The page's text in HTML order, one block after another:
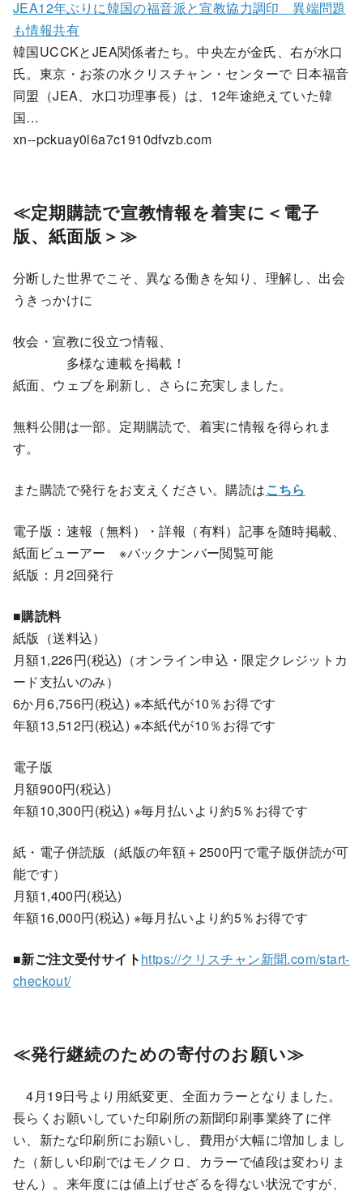
JEA12年ぶりに韓国の福音派と宣教協力調印 異端問題
も情報共有
韓国UCCKとJEA関係者たち。中央左が金氏、右が水口
氏。東京・お茶の水クリスチャン・センターで 日本福音
同盟（JEA、水口功理事長）は、12年途絶えていた韓
国…
xn--pckuay0l6a7c1910dfvzb.com
≪定期購読で宣教情報を着実に＜電子
版、紙面版＞≫
分断した世界でこそ、異なる働きを知り、理解し、出会
うきっかけに
牧会・宣教に役立つ情報、
多様な連載を掲載！
紙面、ウェブを刷新し、さらに充実しました。
無料公開は一部。定期購読で、着実に情報を得られま
す。
また購読で発行をお支えください。購読はこちら
電子版：速報（無料）・詳報（有料）記事を随時掲載、
紙面ビューアー ※バックナンバー閲覧可能
紙版：月2回発行
■購読料
紙版（送料込）
月額1,226円(税込)（オンライン申込・限定クレジットカ
ード支払いのみ）
6か月6,756円(税込) ※本紙代が10％お得です
年額13,512円(税込) ※本紙代が10％お得です
電子版
月額900円(税込)
年額10,300円(税込) ※毎月払いより約5％お得です
紙・電子併読版（紙版の年額＋2500円で電子版併読が可
能です）
月額1,400円(税込)
年額16,000円(税込) ※毎月払いより約5％お得です
■新ご注文受付サイトhttps://クリスチャン新聞.com/start-
checkout/
≪発行継続のための寄付のお願い≫
4月19日号より用紙変更、全面カラーとなりました。
長らくお願いしていた印刷所の新聞印刷事業終了に伴
い、新たな印刷所にお願いし、費用が大幅に増加しまし
た（新しい印刷ではモノクロ、カラーで値段は変わりま
せん）。来年度には値上げせざるを得ない状況ですが、